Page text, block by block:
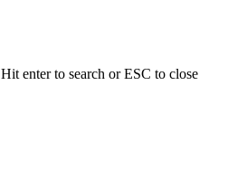
Hit enter to search or ESC to close